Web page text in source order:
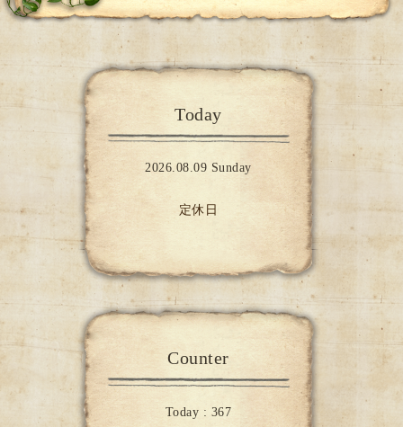
Today
2026.08.09 Sunday
定休日
Counter
Today : 367